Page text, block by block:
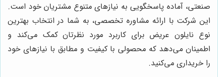
صنعتی، آماده پاسخگویی به نیازهای متنوع مشتریان خود است.
این شرکت با ارائه مشاوره تخصصی، به شما در انتخاب بهترین
نوع نایلون عریض برای کاربرد مورد نظرتان کمک می‌کند و
اطمینان می‌دهد که محصولی با کیفیت و مطابق با نیازهای خود
را خریداری می‌کنید.